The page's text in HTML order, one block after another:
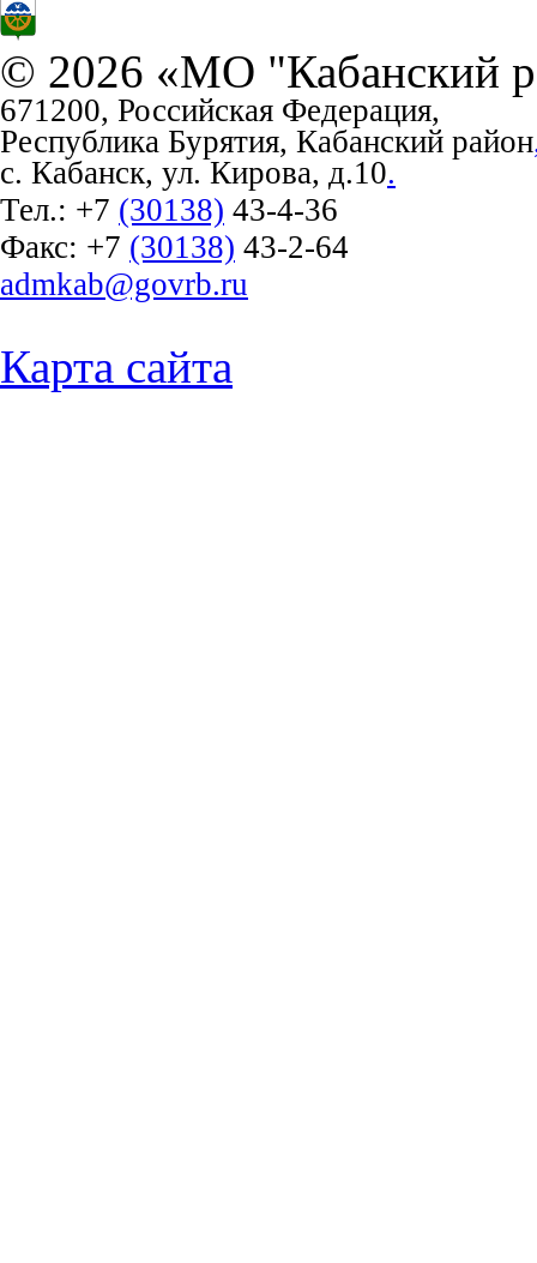
© 2026 «МО "Кабанский
671200, Российская Федерация,
Республика Бурятия, Кабанский район
с. Кабанск, ул. Кирова, д.10.
Тел.: +7 (30138) 43-4-36
Факс: +7 (30138) 43-2-64
admkab@govrb.ru
Карта сайта